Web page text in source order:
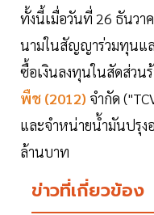
ทั้งนี้เมื่อวันที่ 26 ธันวา
นามในสัญญาร่วมทุนแ
ซื้อเงินลงทุนในสัดส่วน
พืช (2012) จำกัด
และจำหน่ายน้ำมันปรุง
ล้านบาท
ข่าวที่เกี่ยวข้อง